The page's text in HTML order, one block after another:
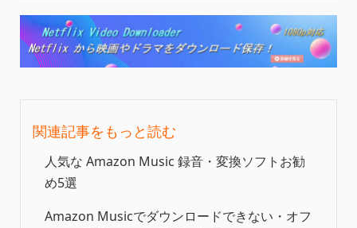
関連記事をもっと読む
人気な Amazon Music 録音・変換ソフトお勧
め5選
Amazon Musicでダウンロードできない・オフ